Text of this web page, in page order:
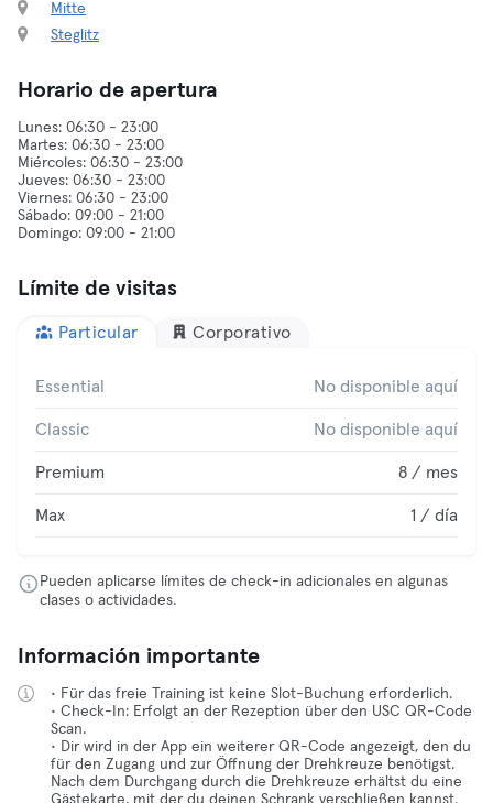
Mitte
Steglitz
Horario de apertura
Lunes: 06:30 - 23:00
Martes: 06:30 - 23:00
Miércoles: 06:30 - 23:00
Jueves: 06:30 - 23:00
Viernes: 06:30 - 23:00
Sábado: 09:00 - 21:00
Límite de visitas
Particular Corporativo
Essential No disponible aquí
Classic No disponible aquí
Premium 8 / mes
Max 1 / día
Pueden aplicarse límites de check-in adicionales en algunas
clases o actividades.
Información importante
• Für das freie Training ist keine Slot-Buchung erforderlich.
• Check-In: Erfolgt an der Rezeption über den USC QR-Code
Scan.
• Dir wird in der App ein weiterer QR-Code angezeigt, den du
für den Zugang und zur Öffnung der Drehkreuze benötigst.
Nach dem Durchgang durch die Drehkreuze erhältst du eine
Gästekarte, mit der du deinen Schrank verschließen kannst.